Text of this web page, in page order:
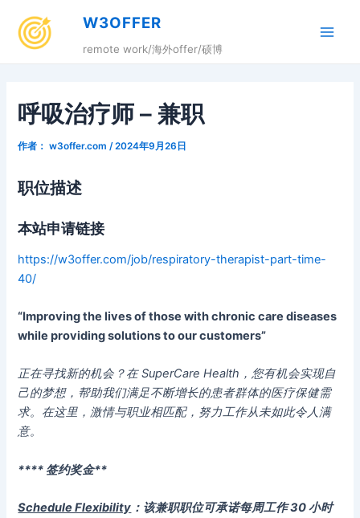
W3OFFER
remote work/海外offer/硕博
呼吸治疗师 – 兼职
作者： w3offer.com /2024年9月26日
职位描述
本站申请链接
https://w3offer.com/job/respiratory-therapist-part-time-
40/
“Improving the lives of those with chronic care diseases
while providing solutions to our customers”
正在寻找新的机会？在 SuperCare Health，您有机会实现自
己的梦想，帮助我们满足不断增长的患者群体的医疗保健需
求。在这里，激情与职业相匹配，努力工作从未如此令人满
意。
**** 签约奖金**
Schedule Flexibility ： 该兼职职位可承诺每周工作 30 小时